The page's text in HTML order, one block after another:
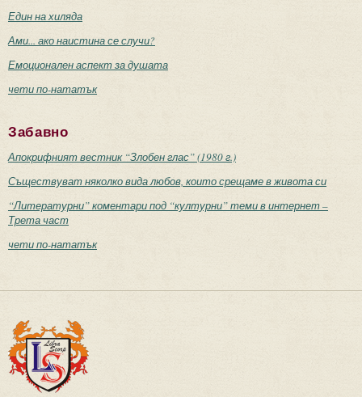
Един на хиляда
Ами... ако наистина се случи?
Емоционален аспект за душата
чети по-нататък
Забавно
Апокрифният вестник “Злобен глас” (1980 г.)
Съществуват няколко вида любов, които срещаме в живота си
“Литературни” коментари под “културни” теми в интернет –
Трета част
чети по-нататък